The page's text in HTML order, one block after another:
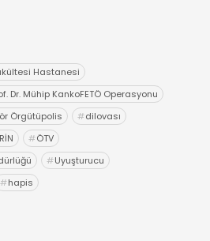
Hastanesi
Dr. Mühip KankoFETÖ Operasyonu
Örgütüpolis #dilovası
#ÖTV
#Uyuşturucu
#hapis